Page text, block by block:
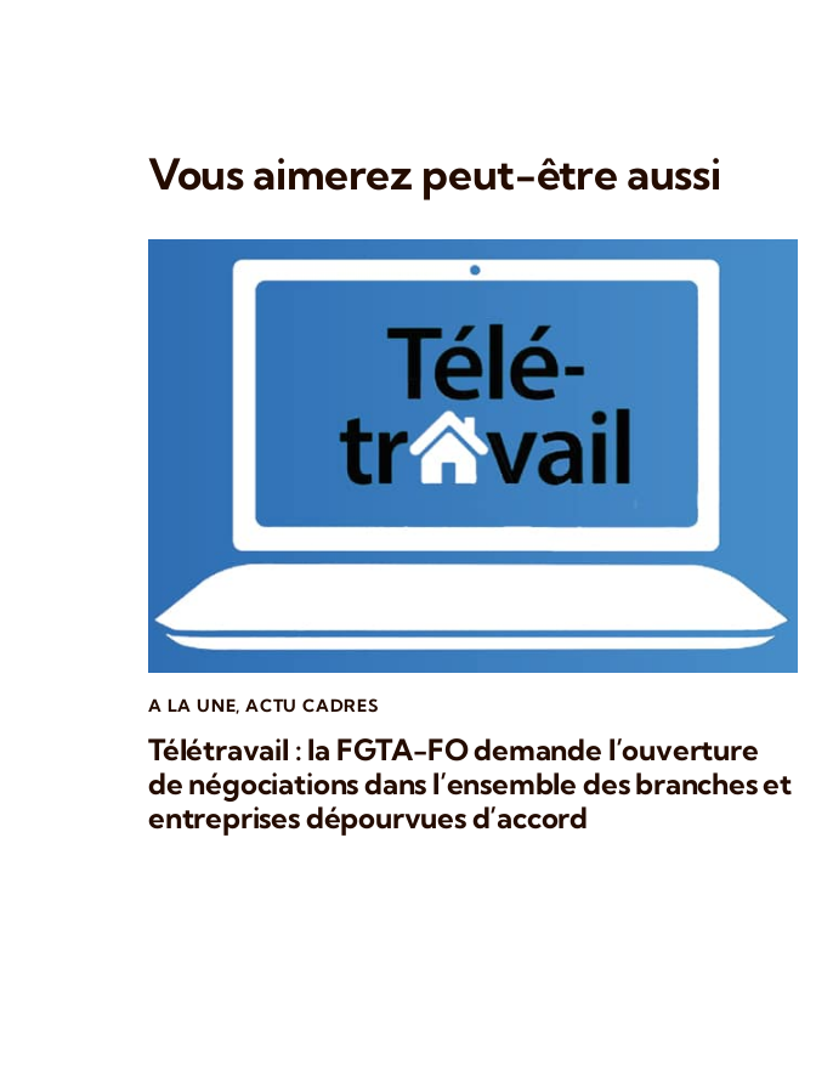
Vous aimerez peut-être aussi
A LA UNE,ACTU CADRES
Télétravail : la FGTA-FO demande l’ouverture
de négociations dans l’ensemble des branches et
entreprises dépourvues d’accord